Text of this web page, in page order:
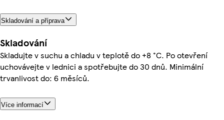
Skladování a příprava
Skladování
Skladujte v suchu a chladu v teplotě do +8 °C. Po otevření
uchovávejte v lednici a spotřebujte do 30 dnů. Minimální
trvanlivost do: 6 měsíců.
Více informací